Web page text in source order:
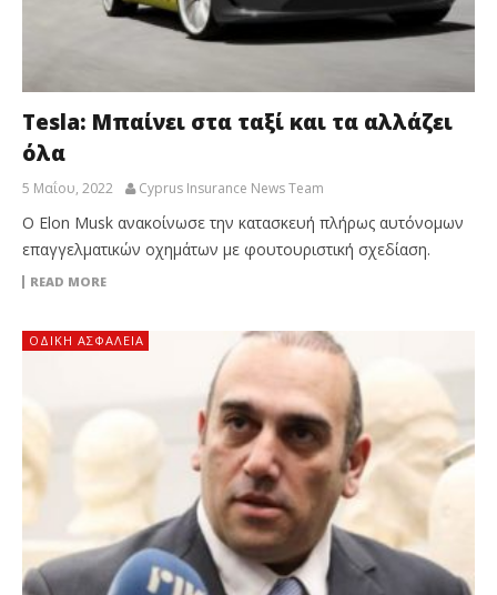
Tesla: Μπαίνει στα ταξί και τα αλλάζει
όλα
5 Μαΐου, 2022 Cyprus Insurance News Team
O Elon Musk ανακοίνωσε την κατασκευή πλήρως αυτόνομων
επαγγελματικών οχημάτων με φουτουριστική σχεδίαση.
READ MORE
ΟΔΙΚΉ ΑΣΦΆΛΕΙΑ